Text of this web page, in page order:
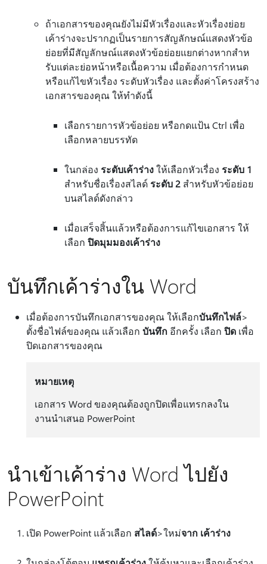
ถ้าเอกสารของคุณยังไม่มีหัวเรื่องและหัวเรื่องย่อย
เค้าร่างจะปรากฏเป็นรายการสัญลักษณ์แสดงหัวข้อ
ย่อยที่มีสัญลักษณ์แสดงหัวข้อย่อยแยกต่างหากสําห
รับแต่ละย่อหน้าหรือเนื้อความ เมื่อต้องการกําหนด
หรือแก้ไขหัวเรื่อง ระดับหัวเรื่อง และตั้งค่าโครงสร้าง
เอกสารของคุณ ให้ทําดังนี้
เลือกรายการหัวข้อย่อย หรือกดแป้น Ctrl เพื่อ
เลือกหลายบรรทัด
ในกล่อง ระดับเค้าร่างให้เลือกหัวเรื่อง ระดับ 1
สำหรับชื่อเรื่องสไลด์ ระดับ 2 สำหรับหัวข้อย่อย
บนสไลด์ดังกล่าว
เมื่อเสร็จสิ้นแล้วหรือต้องการแก้ไขเอกสาร ให้
เลือก ปิดมุมมองเค้าร่าง
บันทึกเค้าร่างใน Word
เมื่อต้องการบันทึกเอกสารของคุณ ให้เลือกบันทึกไฟล์>
ตั้งชื่อไฟล์ของคุณ แล้วเลือก บันทึก อีกครั้ง เลือก ปิด เพื่อ
ปิดเอกสารของคุณ
หมายเหตุ
เอกสาร Word ของคุณต้องถูกปิดเพื่อแทรกลงใน
งานนําเสนอ PowerPoint
นำเข้าเค้าร่าง Word ไปยัง
PowerPoint
เปิด PowerPoint แล้วเลือก สไลด์>ใหม่จาก เค้าร่าง